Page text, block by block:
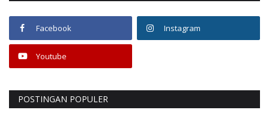
Facebook Instagram
Youtube
POSTINGAN POPULER